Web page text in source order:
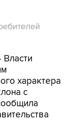
характера
с